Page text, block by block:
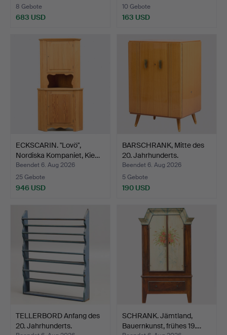
8 Gebote
683 USD
10 Gebote
163 USD
ECKSCARIN. "Lovö",
Nordiska Kompaniet, Kie…
Beendet 6. Aug 2026
25 Gebote
946 USD
BARSCHRANK, Mitte des
20. Jahrhunderts.
Beendet 6. Aug 2026
5 Gebote
190 USD
TELLERBORD Anfang des
20. Jahrhunderts.
SCHRANK. Jämtland,
Bauernkunst, frühes 19.…